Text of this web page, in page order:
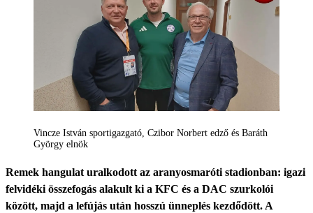
Vincze István sportigazgató, Czibor Norbert edző és Baráth
György elnök
Remek hangulat uralkodott az aranyosmaróti stadionban: igazi
felvidéki összefogás alakult ki a KFC és a DAC szurkolói
között, majd a lefújás után hosszú ünneplés kezdődött. A